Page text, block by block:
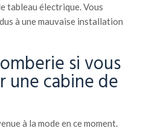
tableau électrique. Vous
à une mauvaise installation
si vous
une cabine de
à la mode en ce moment.